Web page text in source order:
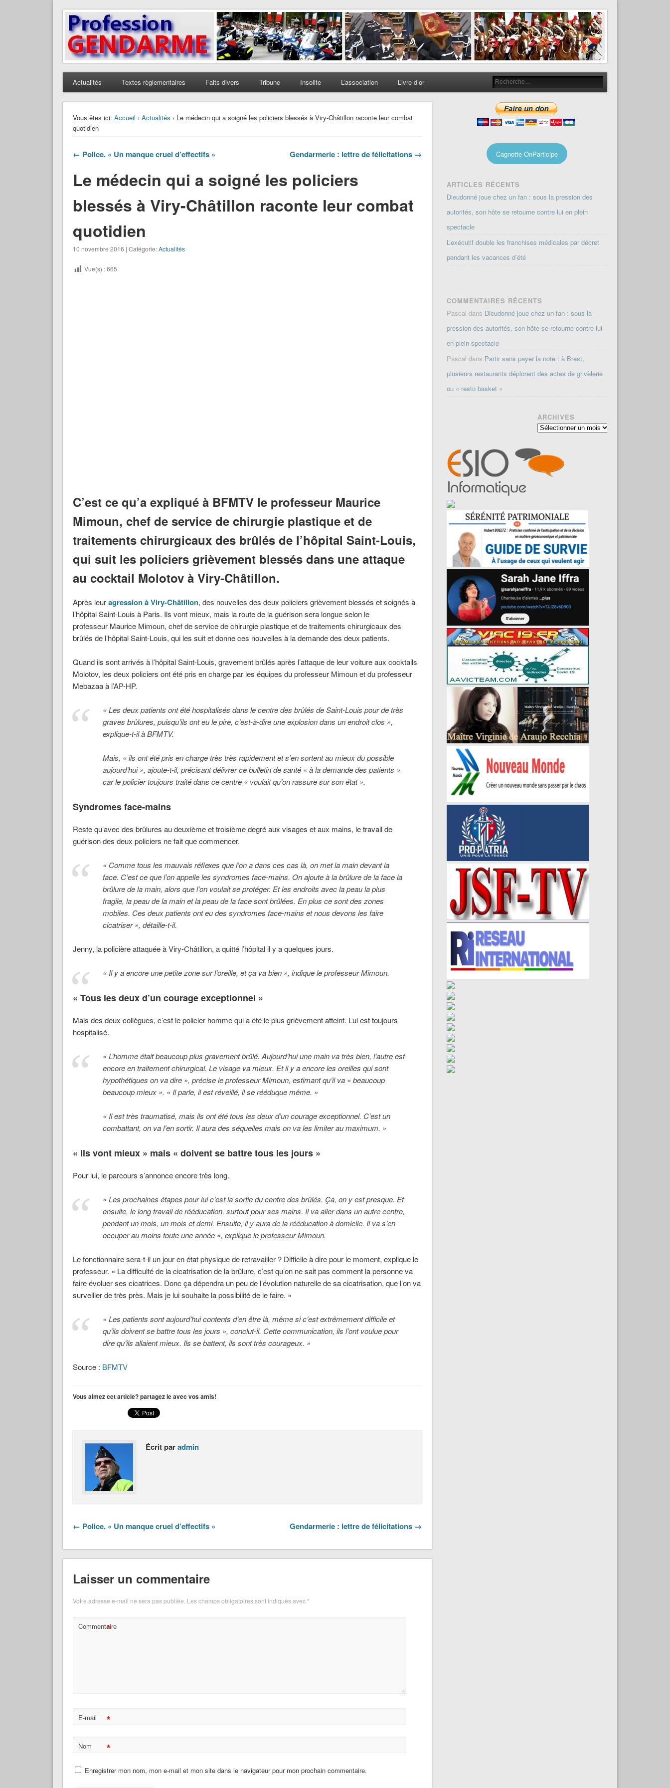
Profession Gendarme
Le journal des gendarmes
Actualités Textes règlementaires Faits divers Tribune Insolite L’association Livre d’or
Vous êtes ici: Accueil › Actualités › Le médecin qui a soigné les policiers blessés à Viry-Châtillon raconte leur combat
quotidien
← Police. « Un manque cruel d’effectifs » Gendarmerie : lettre de félicitations →
Le médecin qui a soigné les policiers
blessés à Viry-Châtillon raconte leur combat
quotidien
10 novembre 2016 | Catégorie:Actualités
Vue(s) :665
C’est ce qu’a expliqué à BFMTV le professeur Maurice
Mimoun, chef de service de chirurgie plastique et de
traitements chirurgicaux des brûlés de l’hôpital Saint-Louis,
qui suit les policiers grièvement blessés dans une attaque
au cocktail Molotov à Viry-Châtillon.
Après leuragression à Viry-Châtillon, des nouvelles des deux policiers grièvement blessés et soignés à
l’hôpital Saint-Louis à Paris. Ils vont mieux, mais la route de la guérison sera longue selon le
professeur Maurice Mimoun, chef de service de chirurgie plastique et de traitements chirurgicaux des
brûlés de l’hôpital Saint-Louis, qui les suit et donne ces nouvelles à la demande des deux patients.
Quand ils sont arrivés à l’hôpital Saint-Louis, gravement brûlés après l’attaque de leur voiture aux cocktails
Molotov, les deux policiers ont été pris en charge par les équipes du professeur Mimoun et du professeur
Mebazaa à l’AP-HP.
« Les deux patients ont été hospitalisés dans le centre des brûlés de Saint-Louis pour de très
graves brûlures, puisqu’ils ont eu le pire, c’est-à-dire une explosion dans un endroit clos »,
explique-t-il à BFMTV.
Mais, « ils ont été pris en charge très très rapidement et s’en sortent au mieux du possible
aujourd’hui », ajoute-t-il, précisant délivrer ce bulletin de santé « à la demande des patients »
car le policier toujours traité dans ce centre « voulait qu’on rassure sur son état ».
Syndromes face-mains
Reste qu’avec des brûlures au deuxième et troisième degré aux visages et aux mains, le travail de
guérison des deux policiers ne fait que commencer.
« Comme tous les mauvais réflexes que l’on a dans ces cas là, on met la main devant la
face. C’est ce que l’on appelle les syndromes face-mains. On ajoute à la brûlure de la face la
brûlure de la main, alors que l’on voulait se protéger. Et les endroits avec la peau la plus
fragile, la peau de la main et la peau de la face sont brûlées. En plus ce sont des zones
mobiles. Ces deux patients ont eu des syndromes face-mains et nous devons les faire
cicatriser », détaille-t-il.
Jenny, la policière attaquée à Viry-Châtillon, a quitté l’hôpital il y a quelques jours.
« Il y a encore une petite zone sur l’oreille, et ça va bien », indique le professeur Mimoun.
« Tous les deux d’un courage exceptionnel »
Mais des deux collègues, c’est le policier homme qui a été le plus grièvement atteint. Lui est toujours
hospitalisé.
« L’homme était beaucoup plus gravement brûlé. Aujourd’hui une main va très bien, l’autre est
encore en traitement chirurgical. Le visage va mieux. Et il y a encore les oreilles qui sont
hypothétiques on va dire », précise le professeur Mimoun, estimant qu’il va « beaucoup
beaucoup mieux ». « Il parle, il est réveillé, il se rééduque même. »
« Il est très traumatisé, mais ils ont été tous les deux d’un courage exceptionnel. C’est un
combattant, on va l’en sortir. Il aura des séquelles mais on va les limiter au maximum. »
« Ils vont mieux » mais « doivent se battre tous les jours »
Pour lui, le parcours s’annonce encore très long.
« Les prochaines étapes pour lui c’est la sortie du centre des brûlés. Ça, on y est presque. Et
ensuite, le long travail de rééducation, surtout pour ses mains. Il va aller dans un autre centre,
pendant un mois, un mois et demi. Ensuite, il y aura de la rééducation à domicile. Il va s’en
occuper au moins toute une année », explique le professeur Mimoun.
Le fonctionnaire sera-t-il un jour en état physique de retravailler ? Difficile à dire pour le moment, explique le
professeur. « La difficulté de la cicatrisation de la brûlure, c’est qu’on ne sait pas comment la personne va
faire évoluer ses cicatrices. Donc ça dépendra un peu de l’évolution naturelle de sa cicatrisation, que l’on va
surveiller de très près. Mais je lui souhaite la possibilité de le faire. »
« Les patients sont aujourd’hui contents d’en être là, même si c’est extrêmement difficile et
qu’ils doivent se battre tous les jours », conclut-il. Cette communication, ils l’ont voulue pour
dire qu’ils allaient mieux. Ils se battent, ils sont très courageux. »
Source : BFMTV
Vous aimez cet article? partagez le avec vos amis!
Écrit paradmin
← Police. « Un manque cruel d’effectifs » Gendarmerie : lettre de félicitations →
Laisser un commentaire
Votre adresse e-mail ne sera pas publiée. Les champs obligatoires sont indiqués avec*
Commentaire
*
E-mail *
Nom *
Enregistrer mon nom, mon e-mail et mon site dans le navigateur pour mon prochain commentaire.
Cagnotte OnParticipe
ARTICLES RÉCENTS
Dieudonné joue chez un fan : sous la pression des
autorités, son hôte se retourne contre lui en plein
spectacle
L’exécutif double les franchises médicales par décret
pendant les vacances d’été
COMMENTAIRES RÉCENTS
Pascal dans Dieudonné joue chez un fan : sous la
pression des autorités, son hôte se retourne contre lui
en plein spectacle
Pascal dans Partir sans payer la note : à Brest,
plusieurs restaurants déplorent des actes de grivèlerie
ou « resto basket »
ARCHIVES
Archives